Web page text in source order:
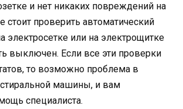
и нет никаких повреждений на
стоит проверить автоматический
электросетке или на электрощитке
выключен. Если все эти проверки
то возможно проблема в
машины, и вам
специалиста.